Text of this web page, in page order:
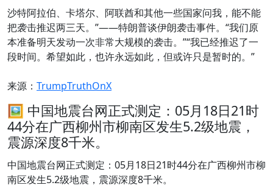
沙特阿拉伯、卡塔尔、阿联酋和其他一些国家问我，能不能
把袭击推迟两三天。”——特朗普谈伊朗袭击事件。“我们原
本准备明天发动一次非常大规模的袭击。”“我已经推迟了一
段时间。希望如此，也许永远如此，但或许只是暂时的。”
来源： TrumpTruthOnX
🖼 中国地震台网正式测定：05月18日21时
44分在广西柳州市柳南区发生5.2级地震，
震源深度8千米。
中国地震台网正式测定：05月18日21时44分在广西柳州市柳
南区发生5.2级地震，震源深度8千米。